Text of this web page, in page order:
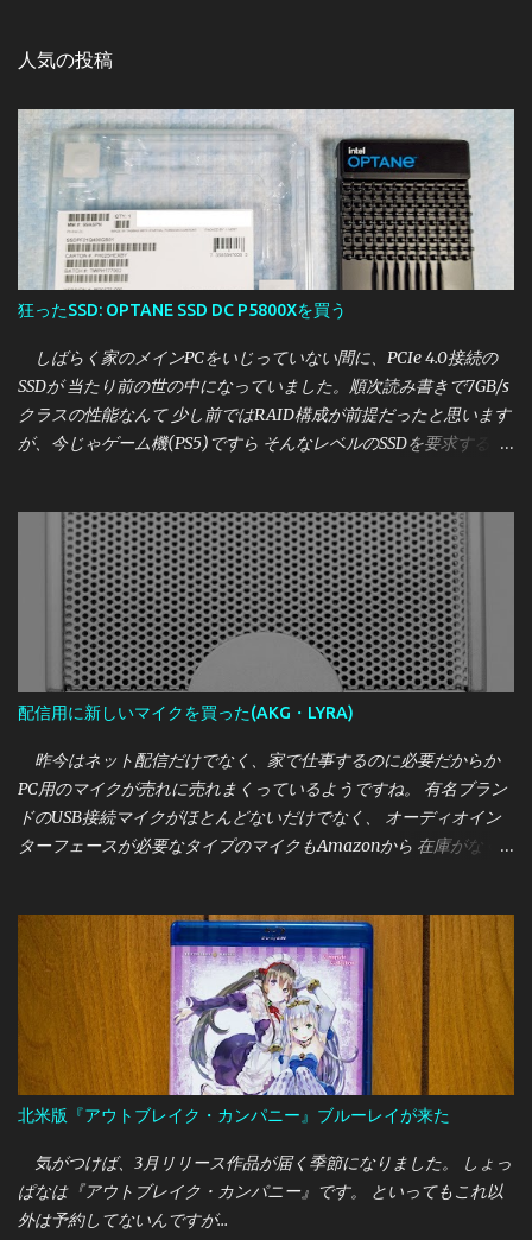
人気の投稿
狂ったSSD: OPTANE SSD DC P5800Xを買う
しばらく家のメインPCをいじっていない間に、PCIe 4.0接続の
SSDが 当たり前の世の中になっていました。順次読み書きで7GB/s
クラスの性能なんて 少し前ではRAID構成が前提だったと思います
が、今じゃゲーム機(PS5)ですら そんなレベルのSSDを要求する時
れようとしている中で それはどうかと思いましたので、 せっかく
なら一番？いいやつが欲しいということになったところ たまたま
相場より激安で買えたSSDがあったので紹介します。 今回買った
のは、Intel OPTANE SSD DC P5800X の400GBモデルです。 いか
にもバルクなパッケージで到着 [目次] 購入価格・購入元 Intel
OPTANE SSD DC P5800Xとは 外観 実性能について・参考レビュー
誰におすすめか
配信用に新しいマイクを買った(AKG・LYRA)
昨今はネット配信だけでなく、家で仕事するのに必要だからか
PC用のマイクが売れに売れまくっているようですね。 有名ブラン
ドのUSB接続マイクがほとんどないだけでなく、 オーディオイン
ターフェースが必要なタイプのマイクもAmazonから 在庫がなく
クに変更したいと思っていたところ 今回はオーストリア・AKGの
新しいUSB接続マイクである "LYRA"を買うことができたので、こ
こで紹介しておきたいと思います。
北米版『アウトブレイク・カンパニー』ブルーレイが来た
気がつけば、3月リリース作品が届く季節になりました。 しょっ
ぱなは『アウトブレイク・カンパニー』です。 といってもこれ以
外は予約してないんですが…